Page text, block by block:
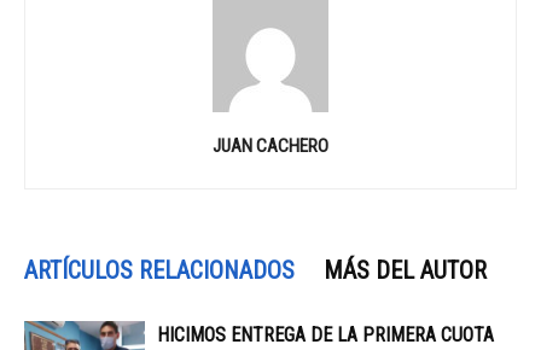
JUAN CACHERO
ARTÍCULOS RELACIONADOS MÁS DEL AUTOR
HICIMOS ENTREGA DE LA PRIMERA CUOTA